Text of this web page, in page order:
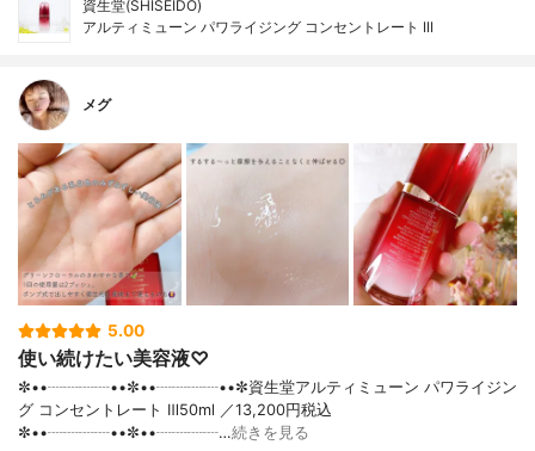
資生堂(SHISEIDO)
アルティミューン パワライジング コンセントレート III
メグ
5.00
使い続けたい美容液♡
✼••┈┈┈┈••✼••┈┈┈┈••✼資生堂アルティミューン パワライジン
グ コンセントレート Ⅲ50ml ／13,200円税込
✼••┈┈┈┈••✼••┈┈┈┈…続きを見る